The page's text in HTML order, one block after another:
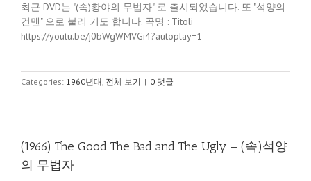
최근 DVD는 "(속)황야의 무법자" 로 출시되었습니다. 또 "석양의
건맨" 으로 불리 기도 합니다. 곡명 : Titoli
https://youtu.be/j0bWgWMVGi4?autoplay=1
Categories: 1960년대, 전체 보기 | 0 댓글
(1966) The Good The Bad and The Ugly – (속)석양
의 무법자